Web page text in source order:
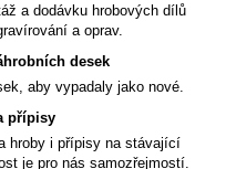
a dodávku hrobových dílů
a oprav.
desek
aby vypadaly jako nové.
přípisy
hroby i přípisy na stávající
je pro nás samozřejmostí.